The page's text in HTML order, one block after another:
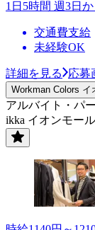
1日5時間 週3日
交通費支給
未経験OK
詳細を見る 応募
Workman Colors イ
アルバイト・パ
ikka イオンモー